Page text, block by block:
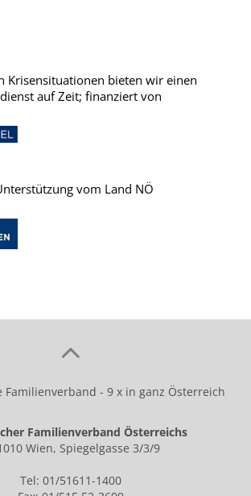
Krisensituationen bieten wir einen
auf Zeit; finanziert von
vom Land NÖ
Familienverband - 9 x in ganz Österreich
Familienverband Österreichs
Wien, Spiegelgasse 3/3/9
Tel: 01/51611-1400